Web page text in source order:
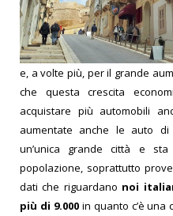
e, a volte più, per il grande
che questa crescita
acquistare più automobili
aumentate anche le auto
un’unica grande città e
popolazione, soprattutto
dati che riguardano noi
più di 9.000in quanto c’è una